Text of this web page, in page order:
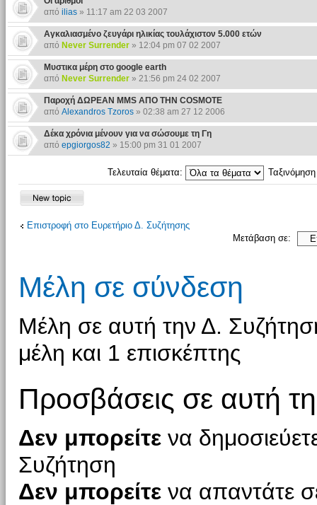
από ilias» 11:17 am 22 03 2007
Αγκαλιασμένο ζευγάρι ηλικίας τουλάχιστον 5.000 ετών
από Never Surrender» 12:04 pm 07 02 2007
Μυστικα μέρη στο google earth
από Never Surrender» 21:56 pm 24 02 2007
Παροχή ΔΩΡΕΑΝ ΜΜS AΠΟ ΤΗΝ COSMOTE
από Alexandros Tzoros» 02:38 am 27 12 2006
Δέκα χρόνια μένουν για να σώσουμε τη Γη
από epgiorgos82 » 15:00 pm 31 01 2007
Τελευταία θέματα:
Επιστροφή στο Ευρετήριο Δ. Συζήτησης
Μετάβαση σε:
Μέλη σε σύνδεση
Μέλη σε αυτή την Δ.
μέλη και 1 επισκέπτης
Προσβάσεις σε αυτή
Δεν μπορείτενα
Συζήτηση
Δεν μπορείτενα απαντάτε